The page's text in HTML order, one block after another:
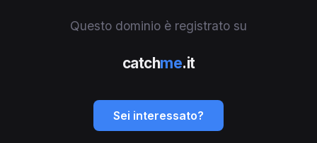
Questo dominio è registrato su
catchme.it
Sei interessato?